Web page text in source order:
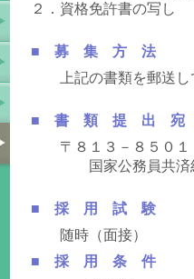
２．資格免許書の写し
■ 募 集 方 法
上記の書類を郵送し
■ 書 類 提 出 宛
〒８１３－８５０１
国家公務員共済組
■ 採 用 試 験
随時（面接）
■ 採 用 条 件